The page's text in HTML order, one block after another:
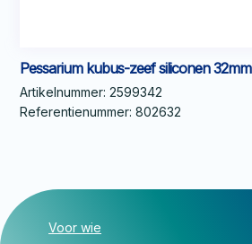
Pessarium kubus-zeef siliconen 32mm
Artikelnummer: 2599342
Referentienummer: 802632
Voor wie